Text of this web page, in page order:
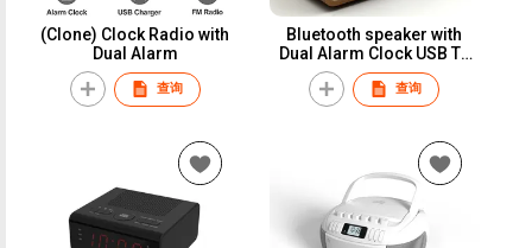
(Clone) Clock Radio with
Dual Alarm
查询
Bluetooth speaker with
Dual Alarm Clock USB TF
playback
查询